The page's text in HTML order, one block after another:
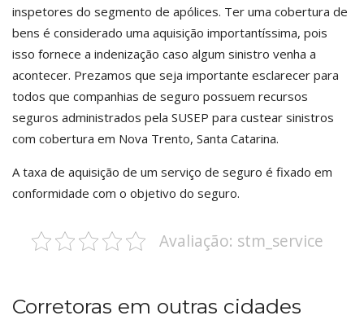
inspetores do segmento de apólices. Ter uma cobertura de
bens é considerado uma aquisição importantíssima, pois
isso fornece a indenização caso algum sinistro venha a
acontecer. Prezamos que seja importante esclarecer para
todos que companhias de seguro possuem recursos
seguros administrados pela SUSEP para custear sinistros
com cobertura em Nova Trento, Santa Catarina.
A taxa de aquisição de um serviço de seguro é fixado em
conformidade com o objetivo do seguro.
Avaliação: stm_service
Corretoras em outras cidades